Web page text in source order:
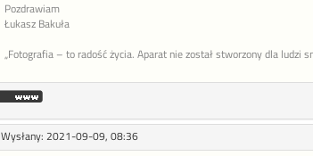
Pozdrawiam
Łukasz Bakuła
„Fotografia – to radość życia. Aparat nie został stworzony dla ludzi
Wysłany: 2021-09-09, 08:36